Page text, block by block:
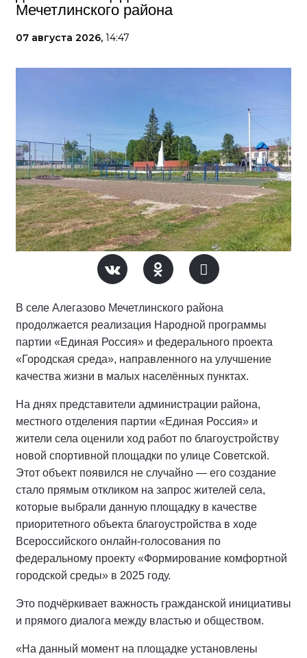
Мечетлинского района
07 августа 2026, 14:47
В селе Алегазово Мечетлинского района
продолжается реализация Народной программы
партии «Единая Россия» и федерального проекта
«Городская среда», направленного на улучшение
качества жизни в малых населённых пунктах.
На днях представители администрации района,
местного отделения партии «Единая Россия» и
жители села оценили ход работ по благоустройству
новой спортивной площадки по улице Советской.
Этот объект появился не случайно — его создание
стало прямым откликом на запрос жителей села,
которые выбрали данную площадку в качестве
приоритетного объекта благоустройства в ходе
Всероссийского онлайн-голосования по
федеральному проекту «Формирование комфортной
городской среды» в 2025 году.
Это подчёркивает важность гражданской инициативы
и прямого диалога между властью и обществом.
«На данный момент на площадке установлены